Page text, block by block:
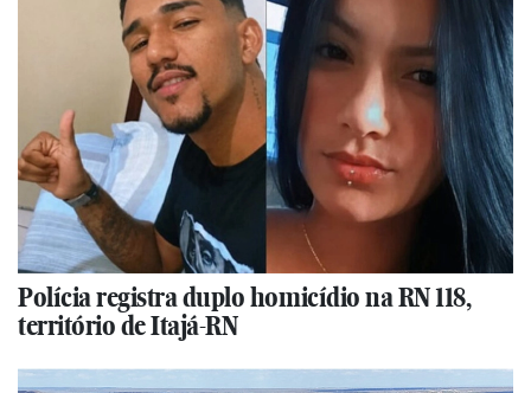
Polícia registra duplo homicídio na RN 118,
território de Itajá-RN